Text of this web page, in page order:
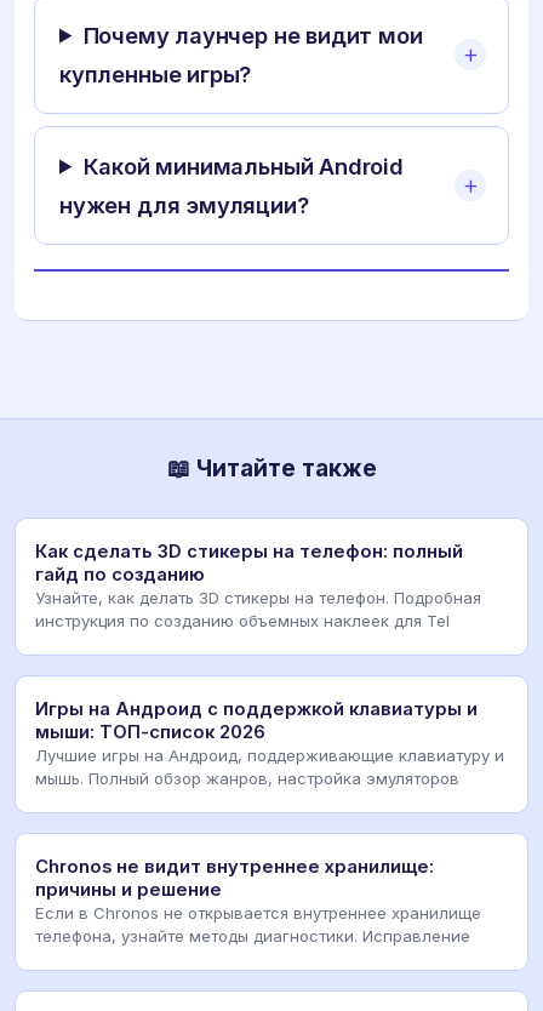
Почему лаунчер не видит мои
купленные игры?
Какой минимальный Android
нужен для эмуляции?
📖 Читайте также
Как сделать 3D стикеры на телефон: полный
гайд по созданию
Узнайте, как делать 3D стикеры на телефон. Подробная
инструкция по созданию объемных наклеек для Tel
Игры на Андроид с поддержкой клавиатуры и
мыши: ТОП-список 2026
Лучшие игры на Андроид, поддерживающие клавиатуру и
мышь. Полный обзор жанров, настройка эмуляторов
Chronos не видит внутреннее хранилище:
причины и решение
Если в Chronos не открывается внутреннее хранилище
телефона, узнайте методы диагностики. Исправление